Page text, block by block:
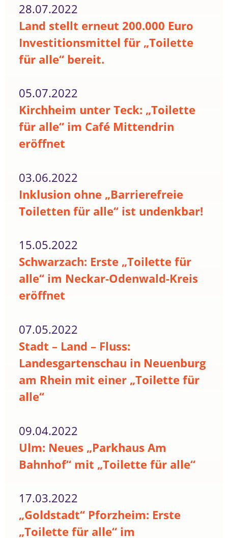
28.07.2022
Land stellt erneut 200.000 Euro
Investitionsmittel für „Toilette
für alle“ bereit.
05.07.2022
Kirchheim unter Teck: „Toilette
für alle“ im Café Mittendrin
eröffnet
03.06.2022
Inklusion ohne „Barrierefreie
Toiletten für alle“ ist undenkbar!
15.05.2022
Schwarzach: Erste „Toilette für
alle“ im Neckar-Odenwald-Kreis
eröffnet
07.05.2022
Stadt – Land – Fluss:
Landesgartenschau in Neuenburg
am Rhein mit einer „Toilette für
alle“
09.04.2022
Ulm: Neues „Parkhaus Am
Bahnhof“ mit „Toilette für alle“
17.03.2022
„Goldstadt“ Pforzheim: Erste
„Toilette für alle“ im